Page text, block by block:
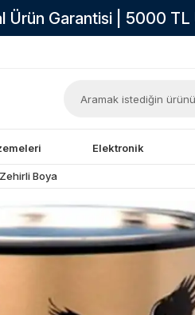
Ürün Garantisi | 5000
Elektronik
Zehirli Boya